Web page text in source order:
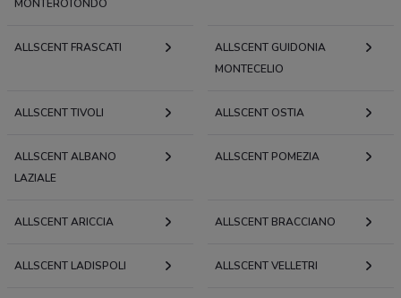
MONTEROTONDO
ALLSCENT FRASCATI
ALLSCENT GUIDONIA
MONTECELIO
ALLSCENT TIVOLI ALLSCENT OSTIA
ALLSCENT ALBANO
LAZIALE
ALLSCENT POMEZIA
ALLSCENT ARICCIA ALLSCENT BRACCIANO
ALLSCENT LADISPOLI ALLSCENT VELLETRI